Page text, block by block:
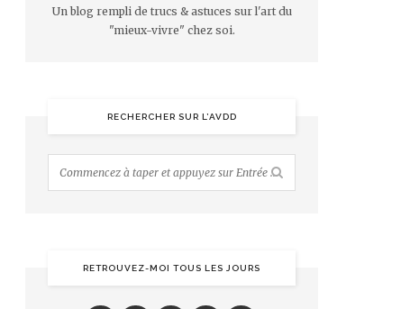
Un blog rempli de trucs & astuces sur l'art du
"mieux-vivre" chez soi.
RECHERCHER SUR L’AVDD
RETROUVEZ-MOI TOUS LES JOURS